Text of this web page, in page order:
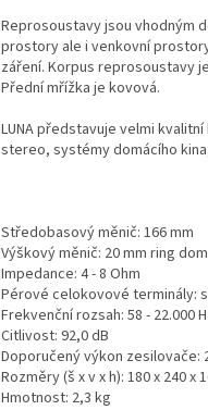
Reprosoustavy jsou vhodným
prostory ale i venkovní
záření. Korpus reprosoustavy
Přední mřížka je kovová.
LUNA představuje velmi
stereo, systémy domácího
Středobasový měnič: 166 mm
Výškový měnič: 20 mm ring
Impedance: 4 - 8 Ohm
Pérové celokovové terminály:
Frekvenční rozsah: 58 - 22.000
Citlivost: 92,0 dB
Doporučený výkon zesilovače:
Rozměry (š x v x h): 180 x 240 x
Hmotnost: 2,3 kg